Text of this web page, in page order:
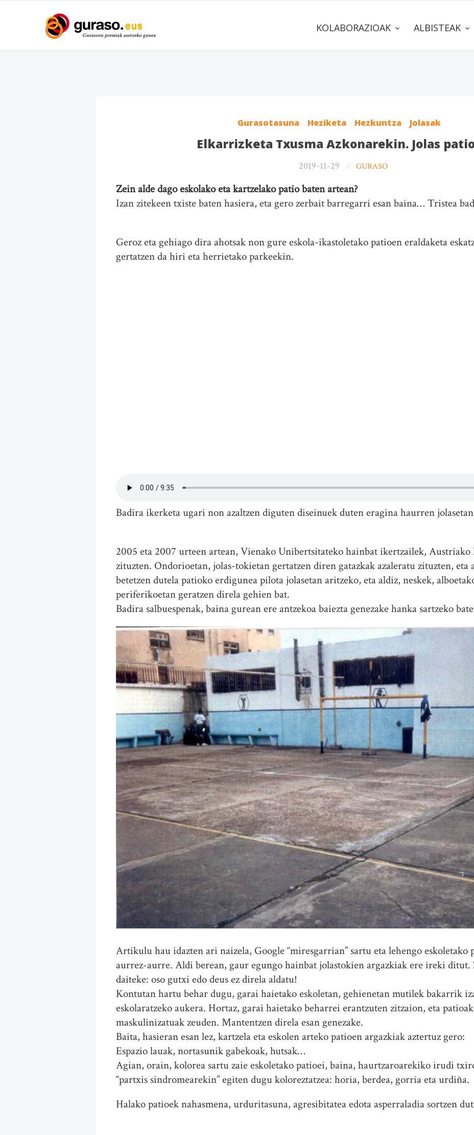
KOLABORAZIOAK ALBISTEAK
Gurasotasuna Heziketa Hezkuntza Jolasak
Elkarrizketa Txusma Azkonarekin. Jolas
2019-11-29 GURASO
Zein alde dago eskolako eta kartzelako patio baten artean?
Izan zitekeen txiste baten hasiera, eta gero zerbait barregarri esan baina… Tristea
Geroz eta gehiago dira ahotsak non gure eskola-ikastoletako patioen eraldaketa
gertatzen da hiri eta herrietako parkeekin.
Badira ikerketa ugari non azaltzen diguten diseinuek duten eragina haurren
2005 eta 2007 urteen artean, Vienako Unibertsitateko hainbat ikertzailek, Austriako
zituzten. Ondorioetan, jolas-tokietan gertatzen diren gatazkak azaleratu zituzten,
betetzen dutela patioko erdigunea pilota jolasetan aritzeko, eta aldiz, neskek,
periferikoetan geratzen direla gehien bat.
Badira salbuespenak, baina gurean ere antzekoa baiezta genezake hanka sartzeko
Artikulu hau idazten ari naizela, Google “miresgarrian” sartu eta lehengo
aurrez-aurre. Aldi berean, gaur egungo hainbat jolastokien argazkiak ere ireki
daiteke: oso gutxi edo deus ez direla aldatu!
Kontutan hartu behar dugu, garai haietako eskoletan, gehienetan mutilek bakarrik
eskolaratzeko aukera. Hortaz, garai haietako beharrei erantzuten zitzaion, eta
maskulinizatuak zeuden. Mantentzen direla esan genezake.
Baita, hasieran esan lez, kartzela eta eskolen arteko patioen argazkiak aztertuz gero:
Espazio lauak, nortasunik gabekoak, hutsak…
Agian, orain, kolorea sartu zaie eskoletako patioei, baina, haurtzaroarekiko irudi
“partxis sindromearekin” egiten dugu koloreztatzea: horia, berdea, gorria eta urdiña.
Halako patioek nahasmena, urduritasuna, agresibitatea edota asperraladia sortzen